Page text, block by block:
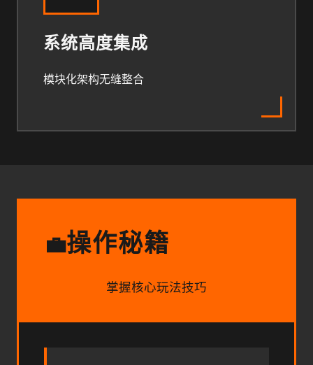
系统高度集成
模块化架构无缝整合
💼操作秘籍
掌握核心玩法技巧